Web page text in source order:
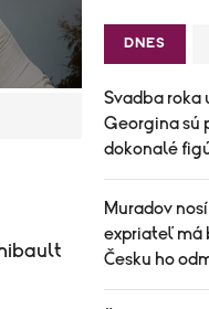
DNES
Svadba roka
Georgina sú
dokonalé
Muradov
expriateľ má
Česku ho